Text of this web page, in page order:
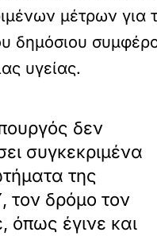
μέτρων για
δημόσιου
υγείας.
δεν
συγκεκριμένα
της
τον δρόμο τον
όπως έγινε και